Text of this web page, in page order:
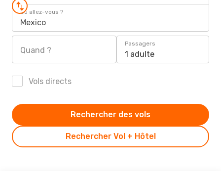
Où allez-vous ?
Mexico
Quand ?
Passagers
1 adulte
Vols directs
Rechercher Vol + Hôtel
Rechercher des vols